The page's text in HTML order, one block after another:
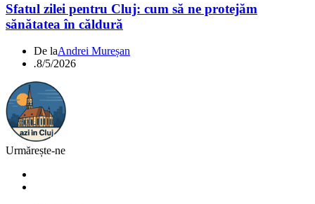
Sfatul zilei pentru Cluj: cum să ne protejăm
sănătatea în căldură
De laAndrei Mureșan
.8/5/2026
Urmărește-ne